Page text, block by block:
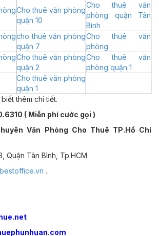
Cho thuê văn phòng
quận 10
Cho thuê văn
phòng quận Tân
Bình
cho thuê văn phòng
quận 7
Cho thuê văn
phòng
Cho thuê văn phòng
quận 2
Cho thuê văn
phòng quận 1
Cho thuê văn phòng
quận 1
thêm chi tiết.
( Miễn phí cước gọi )
Văn Phòng Cho Thuê TP.Hồ Chí
Quận Tân Bình, Tp.HCM
.